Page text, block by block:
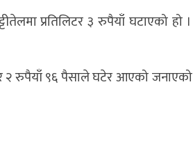
प्रतिलिटर ३ रुपैयाँ घटाएको हो ।
२ रुपैयाँ ९६ पैसाले घटेर आएको जनाएको